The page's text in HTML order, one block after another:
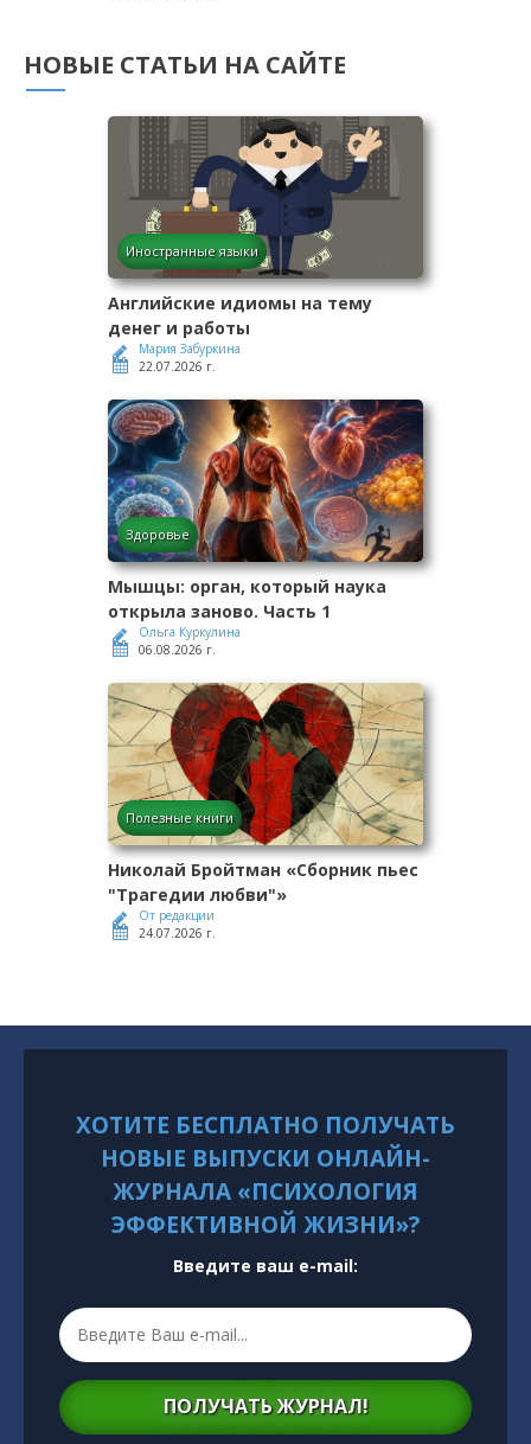
НОВЫЕ СТАТЬИ НА САЙТЕ
Иностранные языки
Английские идиомы на тему
денег и работы
Мария Забуркина
22.07.2026 г.
Здоровье
Мышцы: орган, который наука
открыла заново. Часть 1
Ольга Куркулина
06.08.2026 г.
Полезные книги
Николай Бройтман «Сборник пьес
"Трагедии любви"»
От редакции
24.07.2026 г.
ХОТИТЕ БЕСПЛАТНО ПОЛУЧАТЬ
НОВЫЕ ВЫПУСКИ ОНЛАЙН-
ЖУРНАЛА «ПСИХОЛОГИЯ
ЭФФЕКТИВНОЙ ЖИЗНИ»?
Введите ваш e-mail:
ПОЛУЧАТЬ ЖУРНАЛ!